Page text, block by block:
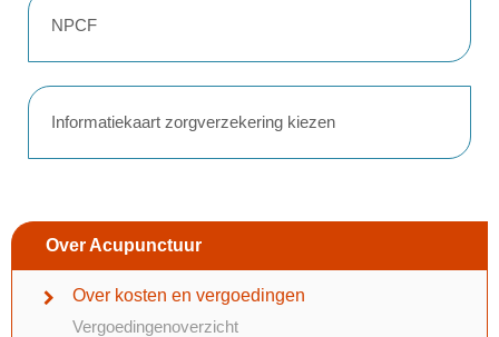
Over Acupunctuur
Over kosten en vergoedingen
Vergoedingenoverzicht
NPCF
Informatiekaart zorgverzekering kiezen